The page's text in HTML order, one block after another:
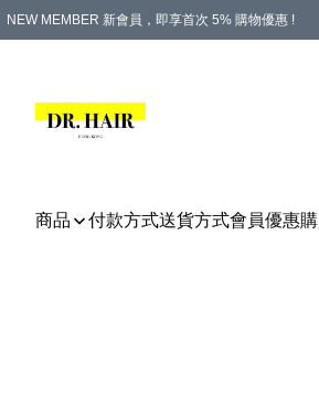
NEW MEMBER 新會員，即享首次 5% 購物優惠 !
商品 付款方式送貨方式會員優惠